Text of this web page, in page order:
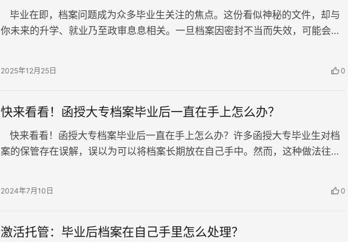
毕业在即，档案问题成为众多毕业生关注的焦点。这份看似神秘的文件，却与
你未来的升学、就业乃至政审息息相关。一旦档案因密封不当而失效，可能会给
2025年12月25日 0
快来看看！函授大专档案毕业后一直在手上怎么办？
快来看看！函授大专档案毕业后一直在手上怎么办？许多函授大专毕业生对档
案的保管存在误解，误以为可以将档案长期放在自己手中。然而，这种做法往往
2024年7月10日 0
激活托管：毕业后档案在自己手里怎么处理？